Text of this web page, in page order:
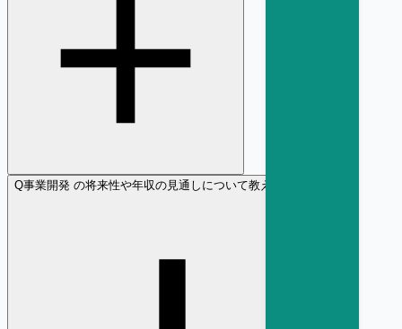
Q事業開発 の将来性や年収の見通しについて教えてください